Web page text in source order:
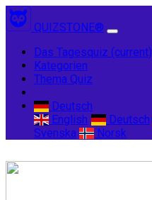
QUIZSTONE®
Das Tagesquiz (current)
Kategorien
Thema Quiz
Deutsch
English
Deutsch
Svenska
Norsk